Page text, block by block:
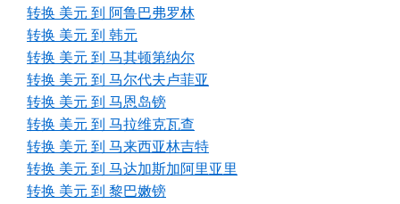
转换 美元 到 阿鲁巴弗罗林
转换 美元 到 韩元
转换 美元 到 马其顿第纳尔
转换 美元 到 马尔代夫卢菲亚
转换 美元 到 马恩岛镑
转换 美元 到 马拉维克瓦查
转换 美元 到 马来西亚林吉特
转换 美元 到 马达加斯加阿里亚里
转换 美元 到 黎巴嫩镑